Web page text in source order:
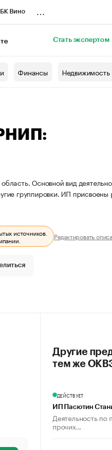
Вино
Стать экспертом
Финансы Недвижимость
Основной вид
группировки. ИП
источников.
Редактировать
Другие
тем же
ДЕЙСТВУЕТ
ИП Пасютин
Деятельность по
прочих...